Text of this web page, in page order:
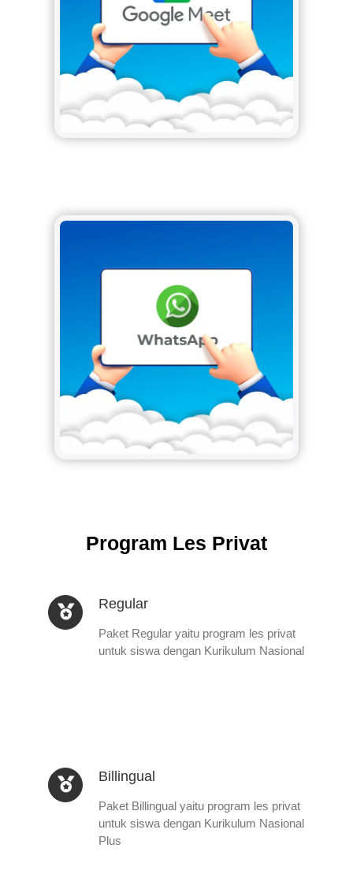
Program Les Privat
Regular
Paket Regular yaitu program les privat
untuk siswa dengan Kurikulum Nasional
Billingual
Paket Billingual yaitu program les privat
untuk siswa dengan Kurikulum Nasional
Plus